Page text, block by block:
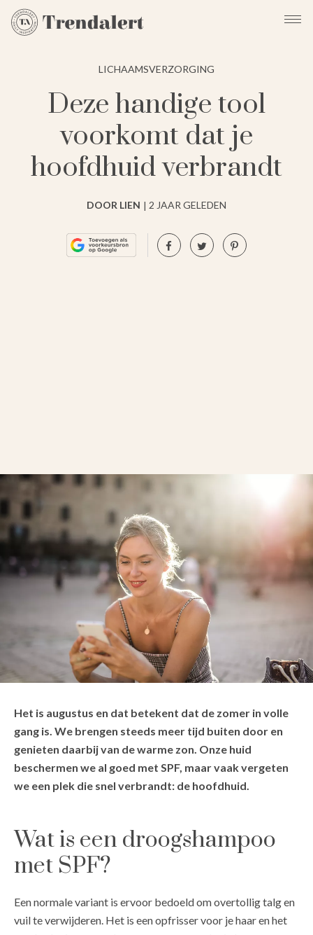
LICHAAMSVERZORGING
Deze handige tool
voorkomt dat je
hoofdhuid verbrandt
DOOR LIEN 2 JAAR GELEDEN
Het is augustus en dat betekent dat de zomer in volle
gang is. We brengen steeds meer tijd buiten door en
genieten daarbij van de warme zon. Onze huid
beschermen we al goed met SPF, maar vaak vergeten
we een plek die snel verbrandt: de hoofdhuid.
Wat is een droogshampoo
met SPF?
Een normale variant is ervoor bedoeld om overtollig talg en
vuil te verwijderen. Het is een opfrisser voor je haar en het